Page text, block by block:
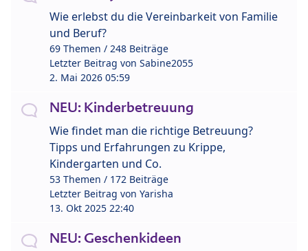
Wie erlebst du die Vereinbarkeit von Familie
und Beruf?
69 Themen / 248 Beiträge
Letzter Beitrag von Sabine2055
2. Mai 2026 05:59
NEU: Kinderbetreuung
Wie findet man die richtige Betreuung?
Tipps und Erfahrungen zu Krippe,
Kindergarten und Co.
53 Themen / 172 Beiträge
Letzter Beitrag von Yarisha
13. Okt 2025 22:40
NEU: Geschenkideen